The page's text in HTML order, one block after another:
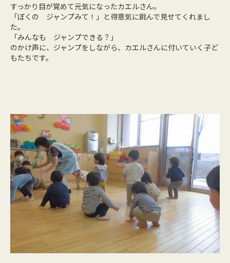
すっかり目が覚めて元気になったカエルさん。
「ぼくの ジャンプみて！」と得意気に跳んで見せてくれまし
た。
「みんなも ジャンプできる？」
のかけ声に、ジャンプをしながら、カエルさんに付いていく子ど
もたちです。